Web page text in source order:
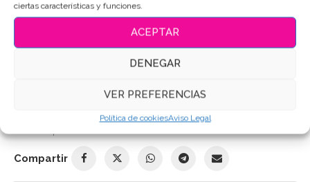
ciertas características y funciones.
ACEPTAR
DENEGAR
VER PREFERENCIAS
Política de cookiesAviso Legal
#AlegríaDeLaTemporada,#DeliciasFestivas
Galletas de pascua,Galletas Decoradas
Compartir